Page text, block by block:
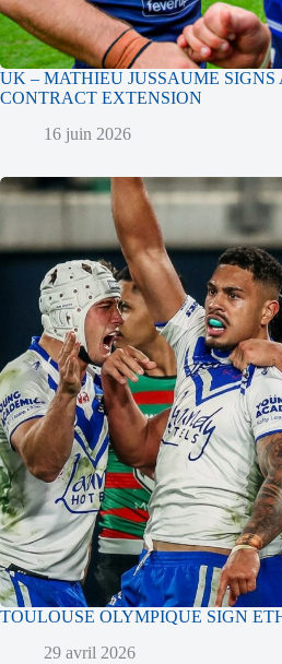
UK – MATHIEU JUSSAUME SIGNS
CONTRACT EXTENSION
16 juin 2026
TOULOUSE OLYMPIQUE SIGN
29 avril 2026